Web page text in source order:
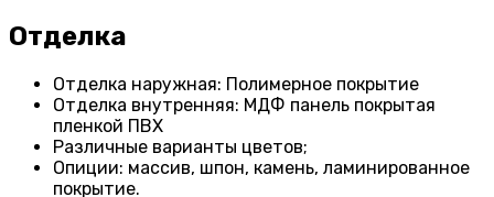
Отделка
Отделка наружная: Полимерное покрытие
Отделка внутренняя: МДФ панель покрытая
пленкой ПВХ
Различные варианты цветов;
Опиции: массив, шпон, камень, ламинированное
покрытие.